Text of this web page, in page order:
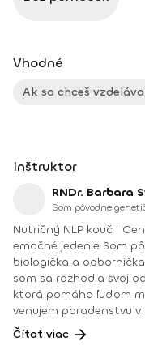
Vhodné
Ak sa chceš
Inštruktor
RNDr. Barbara
Nutričný NLP kouč |
emočné jedenie Som pôvodne genetička, molekulárna
biologička a
som sa rozhodla svoj
ktorá pomáha ľuďom meniť ich
venujem poradenstvu
trpiacich poruchami
Čítať viac